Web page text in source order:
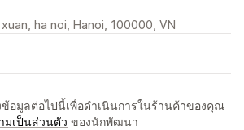
ha noi, Hanoi, 100000, VN
อมูลต่อไปนี้เพื่อดำเนินการในร้านค้าของคุณ
มเป็นส่วนตัว ของนักพัฒนา